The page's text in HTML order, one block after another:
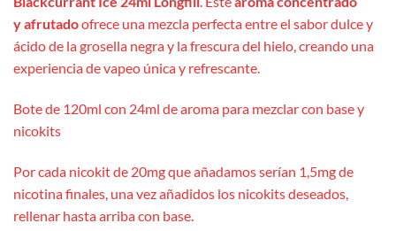
y afrutadoofrece una mezcla perfecta entre el sabor dulce y
ácido de la grosella negra y la frescura del hielo, creando una
experiencia de vapeo única y refrescante.
Bote de 120ml con 24ml de aroma para mezclar con base y
nicokits
Por cada nicokit de 20mg que añadamos serían 1,5mg de
nicotina finales, una vez añadidos los nicokits deseados,
rellenar hasta arriba con base.